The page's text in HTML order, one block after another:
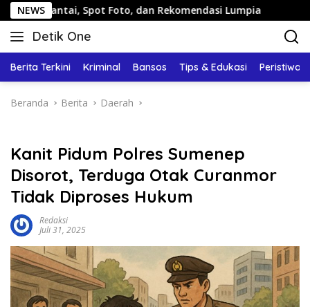
Langsung
ke
konten
NEWS
Spot Foto, dan Rekomendasi Lumpia Panduan
Detik One
Tajam
Fakta
Berita Terkini Kriminal Bansos Tips & Edukasi Peristiwa
Beranda Berita Daerah
Kanit Pidum Polres Sumenep
Disorot, Terduga Otak Curanmor
Tidak Diproses Hukum
Redaksi
Juli 31, 2025